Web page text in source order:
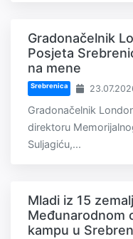
Gradonačelnik
Posjeta
na mene
Srebrenica
Gradonačelnik
direktoru
Suljagiću,...
Mladi iz 15
Međunarodnom
kampu u